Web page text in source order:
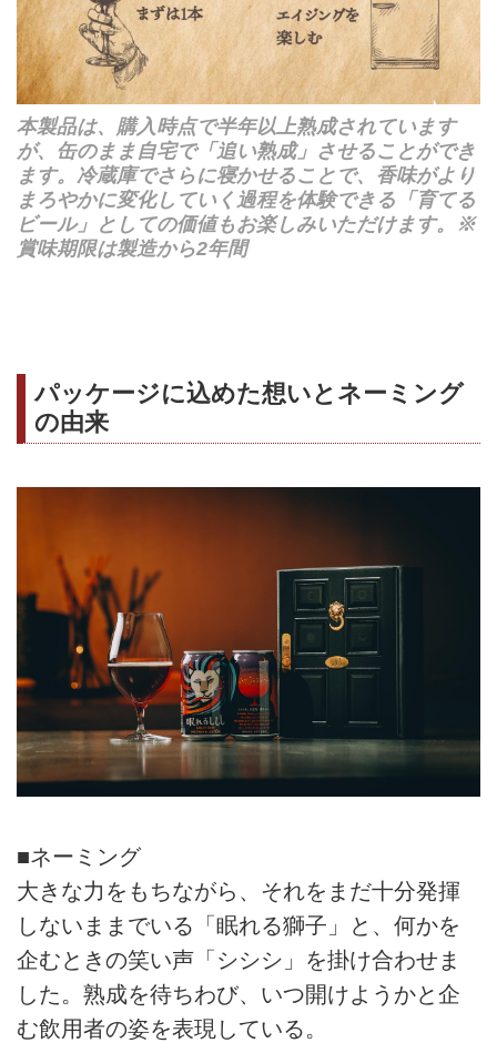
本製品は、購入時点で半年以上熟成されています
が、缶のまま自宅で「追い熟成」させることができ
ます。冷蔵庫でさらに寝かせることで、香味がより
まろやかに変化していく過程を体験できる「育てる
ビール」としての価値もお楽しみいただけます。※
賞味期限は製造から2年間
パッケージに込めた想いとネーミング
の由来
■ネーミング
大きな力をもちながら、それをまだ十分発揮
しないままでいる「眠れる獅子」と、何かを
企むときの笑い声「シシシ」を掛け合わせま
した。熟成を待ちわび、いつ開けようかと企
む飲用者の姿を表現している。